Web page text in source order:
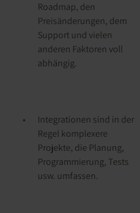
Roadmap, den
Preisänderungen, dem
Support und vielen
anderen Faktoren voll
abhängig.
Integrationen sind in der
Regel komplexere
Projekte, die Planung,
Programmierung, Tests
usw. umfassen.